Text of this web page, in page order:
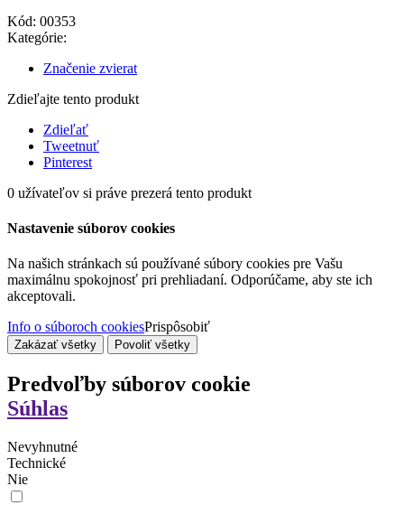
Kód: 00353
Kategórie:
Značenie zvierat
Zdieľajte tento produkt
Zdieľať
Tweetnuť
Pinterest
0 užívateľov si práve prezerá tento produkt
Nastavenie súborov cookies
Na našich stránkach sú používané súbory cookies pre Vašu
maximálnu spokojnosť pri prehliadaní. Odporúčame, aby ste ich
akceptovali.
Info o súboroch cookiesPrispôsobiť
Zakázať všetky Povoliť všetky
Predvoľby súborov cookie
Súhlas
Nevyhnutné
Technické
Nie